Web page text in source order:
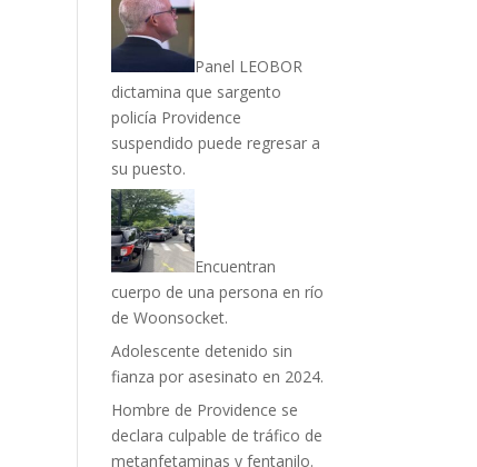
Panel LEOBOR
dictamina que sargento
policía Providence
suspendido puede regresar a
su puesto.
Encuentran
cuerpo de una persona en río
de Woonsocket.
Adolescente detenido sin
fianza por asesinato en 2024.
Hombre de Providence se
declara culpable de tráfico de
metanfetaminas y fentanilo.